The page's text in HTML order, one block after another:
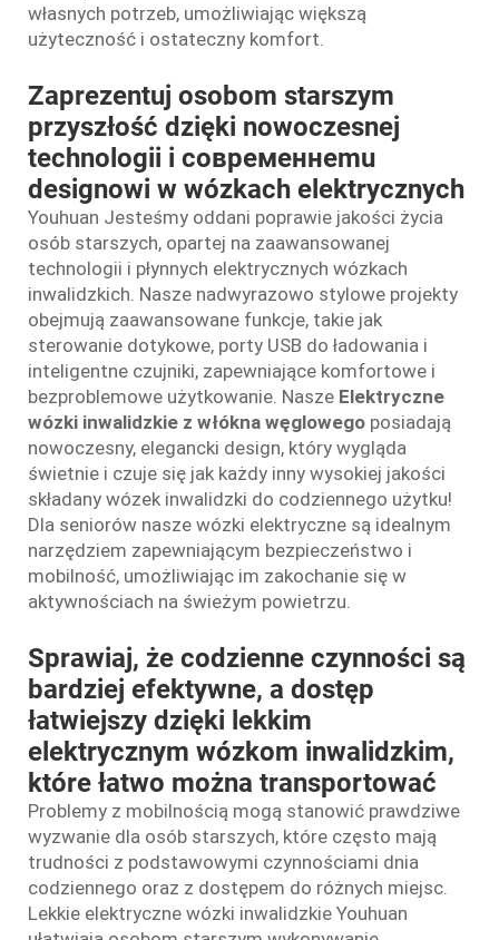
własnych potrzeb, umożliwiając większą
użyteczność i ostateczny komfort.
Zaprezentuj osobom starszym
przyszłość dzięki nowoczesnej
technologii i современнemu
designowi w wózkach elektrycznych
Youhuan Jesteśmy oddani poprawie jakości życia
osób starszych, opartej na zaawansowanej
technologii i płynnych elektrycznych wózkach
inwalidzkich. Nasze nadwyrazowo stylowe projekty
obejmują zaawansowane funkcje, takie jak
sterowanie dotykowe, porty USB do ładowania i
inteligentne czujniki, zapewniające komfortowe i
bezproblemowe użytkowanie. Nasze Elektryczne
wózki inwalidzkie z włókna węglowego posiadają
nowoczesny, elegancki design, który wygląda
świetnie i czuje się jak każdy inny wysokiej jakości
składany wózek inwalidzki do codziennego użytku!
Dla seniorów nasze wózki elektryczne są idealnym
narzędziem zapewniającym bezpieczeństwo i
mobilność, umożliwiając im zakochanie się w
aktywnościach na świeżym powietrzu.
Sprawiaj, że codzienne czynności są
bardziej efektywne, a dostęp
łatwiejszy dzięki lekkim
elektrycznym wózkom inwalidzkim,
które łatwo można transportować
Problemy z mobilnością mogą stanowić prawdziwe
wyzwanie dla osób starszych, które często mają
trudności z podstawowymi czynnościami dnia
codziennego oraz z dostępem do różnych miejsc.
Lekkie elektryczne wózki inwalidzkie Youhuan